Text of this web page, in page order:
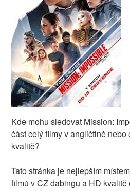
Kde mohu sledovat Mission:
část celý filmy v angličtině
kvalitě?
Tato stránka je nejlepším
filmů v CZ dabingu a HD kvalitě